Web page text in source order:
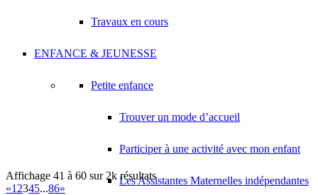
Travaux en cours
ENFANCE & JEUNESSE
Petite enfance
Trouver un mode d’accueil
Participer à une activité avec mon enfant
Les Assistantes Maternelles indépendantes
3 Rue Eugenie Cotton 93420 VILLEPINTE
Affichage 41 à 60 sur 2k résultats
«1 2345...86»